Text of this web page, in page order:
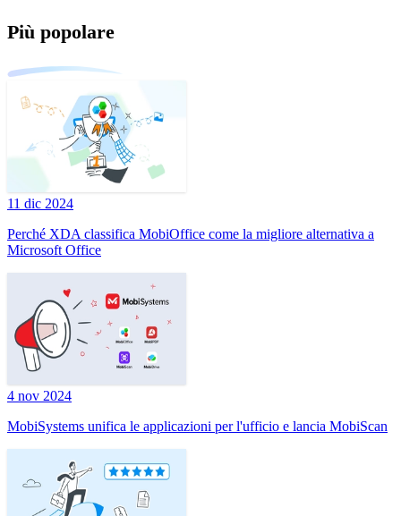
Più popolare
11 dic 2024
Perché XDA classifica MobiOffice come la migliore alternativa a
Microsoft Office
4 nov 2024
MobiSystems unifica le applicazioni per l'ufficio e lancia MobiScan